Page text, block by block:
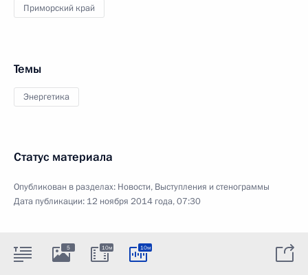
Приморский край
Темы
Энергетика
Статус материала
Опубликован в разделах: Новости, Выступления и стенограммы
Дата публикации: 12 ноября 2014 года, 07:30
5 10м 10м